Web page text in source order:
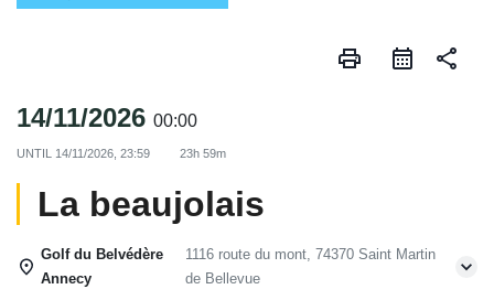
print share
14/11/2026 00:00
UNTIL 14/11/2026, 23:59 23h 59m
La beaujolais
Golf du Belvédère
Annecy
1116 route du mont, 74370 Saint Martin
de Bellevue